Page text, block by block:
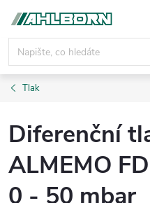
obsah
Tlak
Diferenční
ALMEMO
0 - 50 mbar